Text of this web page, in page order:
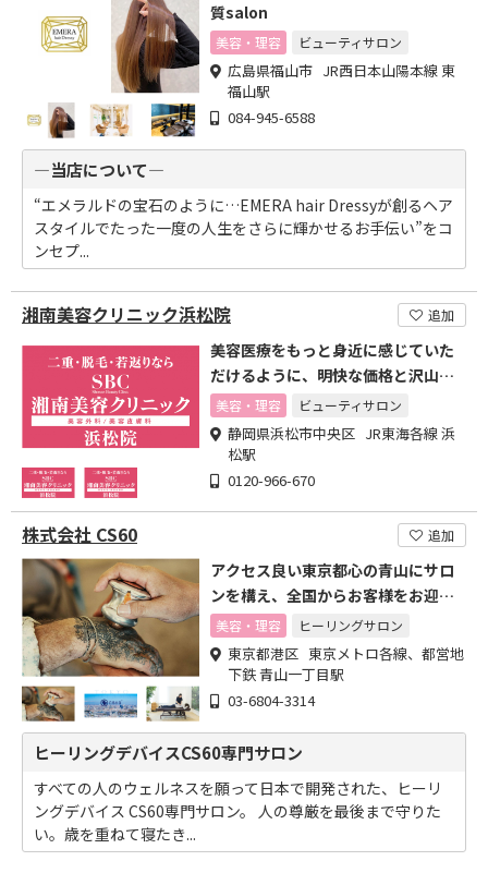
質salon
美容・理容 ビューティサロン
広島県福山市 JR西日本山陽本線 東
福山駅
084-945-6588
―当店について―
“エメラルドの宝石のように…EMERA hair Dressyが創るヘア
スタイルでたった一度の人生をさらに輝かせるお手伝い”をコ
ンセプ...
湘南美容クリニック浜松院 追加
美容医療をもっと身近に感じていた
だけるように、明快な価格と沢山の
情報を公開しています。
美容・理容 ビューティサロン
静岡県浜松市中央区 JR東海各線 浜
松駅
0120-966-670
株式会社 CS60 追加
アクセス良い東京都心の青山にサロ
ンを構え、全国からお客様をお迎え
する
美容・理容 ヒーリングサロン
東京都港区 東京メトロ各線、都営地
下鉄 青山一丁目駅
03-6804-3314
ヒーリングデバイスCS60専門サロン
すべての人のウェルネスを願って日本で開発された、ヒーリ
ングデバイス CS60専門サロン。 人の尊厳を最後まで守りた
い。歳を重ねて寝たき...